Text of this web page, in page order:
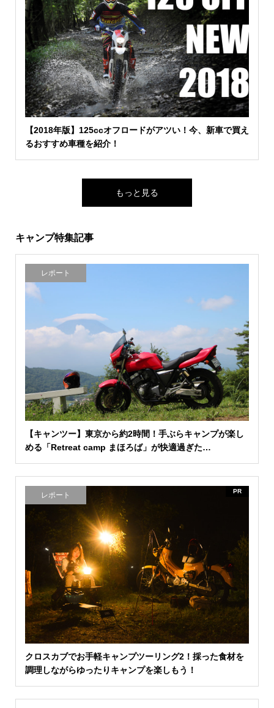
【2018年版】125ccオフロードがアツい！今、新車で買え
るおすすめ車種を紹介！
もっと見る
キャンプ特集記事
レポート
【キャンツー】東京から約2時間！手ぶらキャンプが楽し
める「Retreat camp まほろば」が快適過ぎた…
レポート PR
クロスカブでお手軽キャンプツーリング2！採った食材を
調理しながらゆったりキャンプを楽しもう！